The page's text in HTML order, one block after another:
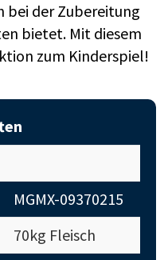
bei der Zubereitung
bietet. Mit diesem
zum Kinderspiel!
MGMX-09370215
70kg Fleisch